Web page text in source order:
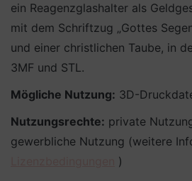
ein Reagenzglashalter als
mit dem Schriftzug „Gottes
und einer christlichen Taube, in
3MF und STL.
Mögliche Nutzung: 3D-
Nutzungsrechte: private
gewerbliche Nutzung (weitere
)